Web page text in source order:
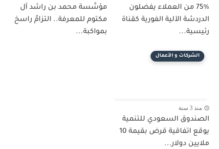
75% من العملاء يفضلون
الدردشة الآلية الفورية كقناة
رئيسية...
مؤسَّسة محمد بن راشد آل
مكتوم للمعرفة.. التزامٌ راسخ
بمواكبة...
الشركات و الأعمال
منذ 3 سنة
الصندوق السعودي للتنمية
يوقع اتفاقية قرض بقيمة 10
ملايين دولار...